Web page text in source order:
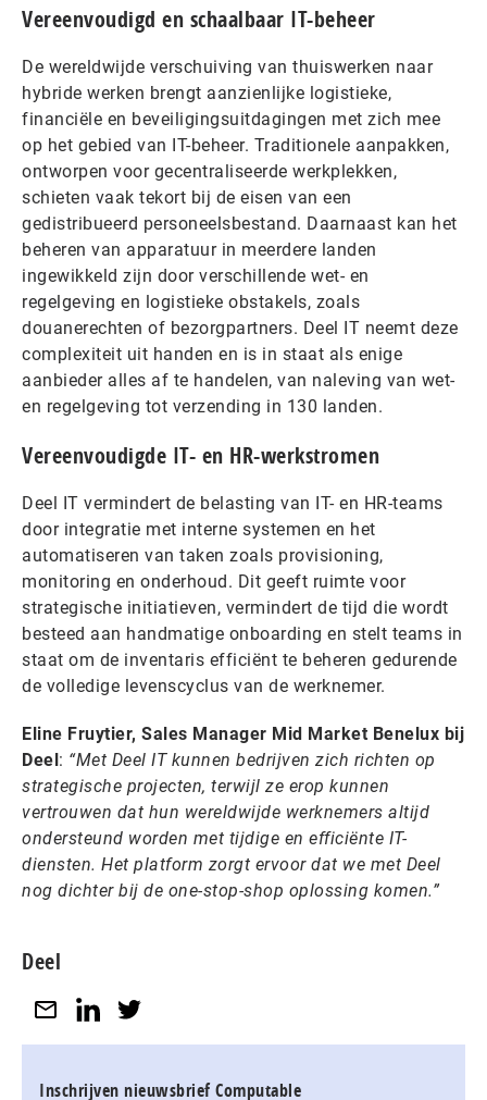
Vereenvoudigd en schaalbaar IT-beheer
De wereldwijde verschuiving van thuiswerken naar
hybride werken brengt aanzienlijke logistieke,
financiële en beveiligingsuitdagingen met zich mee
op het gebied van IT-beheer. Traditionele aanpakken,
ontworpen voor gecentraliseerde werkplekken,
schieten vaak tekort bij de eisen van een
gedistribueerd personeelsbestand. Daarnaast kan het
beheren van apparatuur in meerdere landen
ingewikkeld zijn door verschillende wet- en
regelgeving en logistieke obstakels, zoals
douanerechten of bezorgpartners. Deel IT neemt deze
complexiteit uit handen en is in staat als enige
aanbieder alles af te handelen, van naleving van wet-
en regelgeving tot verzending in 130 landen.
Vereenvoudigde IT- en HR-werkstromen
Deel IT vermindert de belasting van IT- en HR-teams
door integratie met interne systemen en het
automatiseren van taken zoals provisioning,
monitoring en onderhoud. Dit geeft ruimte voor
strategische initiatieven, vermindert de tijd die wordt
besteed aan handmatige onboarding en stelt teams in
staat om de inventaris efficiënt te beheren gedurende
de volledige levenscyclus van de werknemer.
Eline Fruytier, Sales Manager Mid Market Benelux bij
Deel: “Met Deel IT kunnen bedrijven zich richten op
strategische projecten, terwijl ze erop kunnen
vertrouwen dat hun wereldwijde werknemers altijd
ondersteund worden met tijdige en efficiënte IT-
diensten. Het platform zorgt ervoor dat we met Deel
nog dichter bij de one-stop-shop oplossing komen.”
Deel
Inschrijven nieuwsbrief Computable